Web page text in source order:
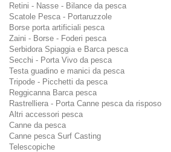
Retini - Nasse - Bilance da pesca
Scatole Pesca - Portaruzzole
Borse porta artificiali pesca
Zaini - Borse - Foderi pesca
Serbidora Spiaggia e Barca pesca
Secchi - Porta Vivo da pesca
Testa guadino e manici da pesca
Tripode - Picchetti da pesca
Reggicanna Barca pesca
Rastrelliera - Porta Canne pesca da risposo
Altri accessori pesca
Canne da pesca
Canne pesca Surf Casting
Telescopiche